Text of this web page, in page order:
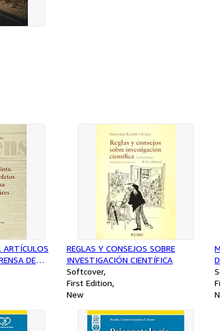
ARTÍCULOS
DE
REGLAS Y CONSEJOS SOBRE
INVESTIGACIÓN CIENTÍFICA
Softcover
First Edition
New